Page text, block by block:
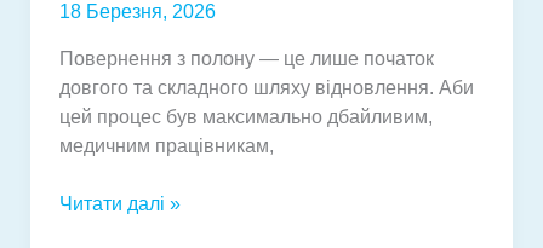
крові
18 Березня, 2026
Повернення з полону — це лише початок
довгого та складного шляху відновлення. Аби
цей процес був максимально дбайливим,
медичним працівникам,
Взаємодія
Читати далі »